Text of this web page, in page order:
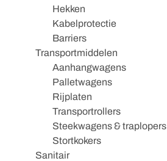
Hekken
Kabelprotectie
Barriers
Transportmiddelen
Aanhangwagens
Palletwagens
Rijplaten
Transportrollers
Steekwagens & traplopers
Stortkokers
Sanitair